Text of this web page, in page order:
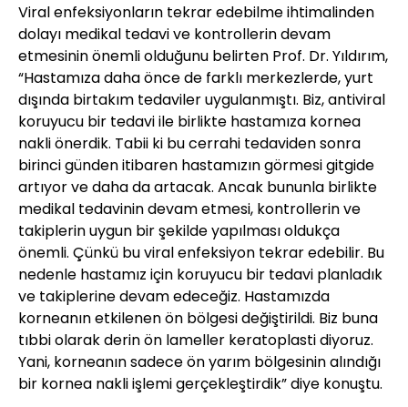
Viral enfeksiyonların tekrar edebilme ihtimalinden
dolayı medikal tedavi ve kontrollerin devam
etmesinin önemli olduğunu belirten Prof. Dr. Yıldırım,
“Hastamıza daha önce de farklı merkezlerde, yurt
dışında birtakım tedaviler uygulanmıştı. Biz, antiviral
koruyucu bir tedavi ile birlikte hastamıza kornea
nakli önerdik. Tabii ki bu cerrahi tedaviden sonra
birinci günden itibaren hastamızın görmesi gitgide
artıyor ve daha da artacak. Ancak bununla birlikte
medikal tedavinin devam etmesi, kontrollerin ve
takiplerin uygun bir şekilde yapılması oldukça
önemli. Çünkü bu viral enfeksiyon tekrar edebilir. Bu
nedenle hastamız için koruyucu bir tedavi planladık
ve takiplerine devam edeceğiz. Hastamızda
korneanın etkilenen ön bölgesi değiştirildi. Biz buna
tıbbi olarak derin ön lameller keratoplasti diyoruz.
Yani, korneanın sadece ön yarım bölgesinin alındığı
bir kornea nakli işlemi gerçekleştirdik” diye konuştu.